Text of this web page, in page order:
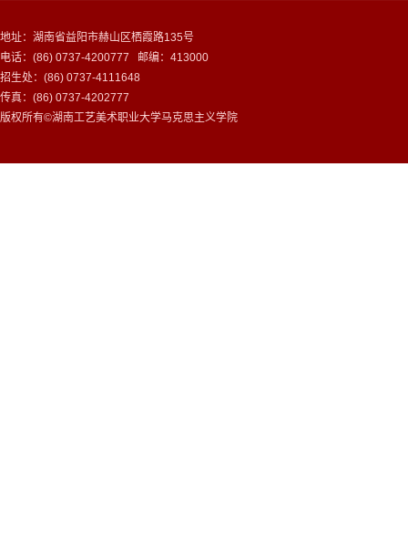
地址：湖南省益阳市赫山区栖霞路135号
电话：(86) 0737-4200777 邮编：413000
招生处：(86) 0737-4111648
传真：(86) 0737-4202777
版权所有©湖南工艺美术职业大学马克思主义学院